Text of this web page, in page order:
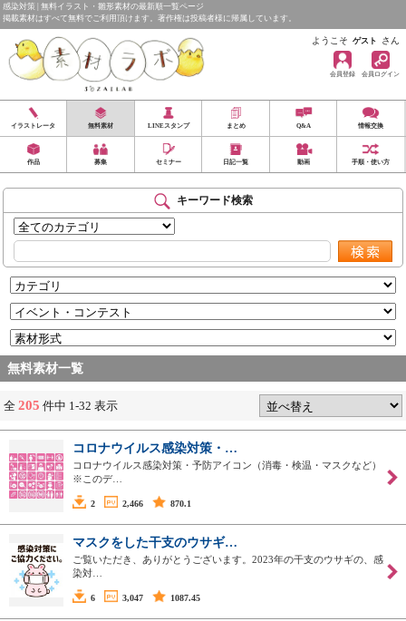
感染対策 | 無料イラスト・雛形素材の最新順一覧ページ
掲載素材はすべて無料でご利用頂けます。著作権は投稿者様に帰属しています。
ようこそ ゲスト さん
会員登録 会員ログイン
イラストレータ 無料素材 LINEスタンプ まとめ Q&A 情報交換
作品 募集 セミナー 日記一覧 動画 手順・使い方
キーワード検索
無料素材一覧
全 205 件中 1-32 表示
コロナウイルス感染対策・…
コロナウイルス感染対策・予防アイコン（消毒・検温・マスクなど）
※このデ…
2 2,466 870.1
マスクをした干支のウサギ…
ご覧いただき、ありがとうございます。2023年の干支のウサギの、感
染対…
6 3,047 1087.45